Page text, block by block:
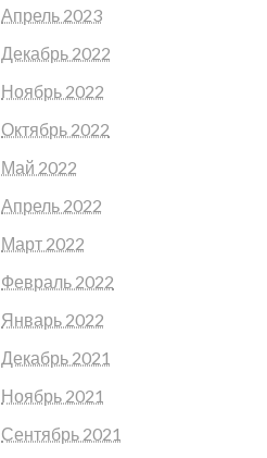
Апрель 2023
Декабрь 2022
Ноябрь 2022
Октябрь 2022
Май 2022
Апрель 2022
Март 2022
Февраль 2022
Январь 2022
Декабрь 2021
Ноябрь 2021
Сентябрь 2021